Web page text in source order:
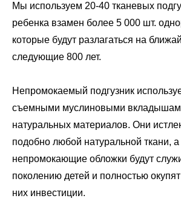
Мы используем 20-40 тканевых
ребенка взамен более 5 000 шт.
которые будут разлагаться на
следующие 800 лет.
Непромокаемый подгузник
съемными муслиновыми
натуральных материалов. Они
подобно любой натуральной ткани, а
непромокающие обложки будут
поколению детей и полностью
них инвестиции.